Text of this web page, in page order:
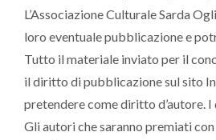
L’Associazione Culturale Sarda
loro eventuale pubblicazione e
Tutto il materiale inviato per il
il diritto di pubblicazione sul sito
pretendere come diritto d’autore.
Gli autori che saranno premiati